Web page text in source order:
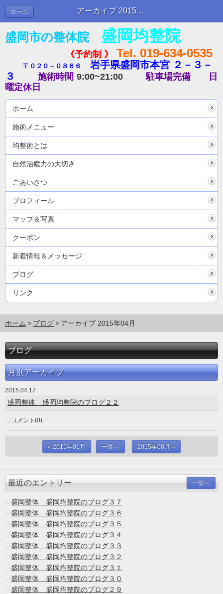
アーカイブ 2015年04月 | ブログ
ホーム
盛岡市の整体院 盛岡均整院
《予約制 》 Tel. 019-634-0535
〒０２０－０８６６
岩手県盛岡市本宮 ２－３－
３
施術時間 9:00~21:00 駐車場完備
日
曜定休日
ホーム
施術メニュー
均整術とは
自然治癒力の大切さ
ごあいさつ
プロフィール
マップ＆写真
クーポン
新着情報＆メッセージ
ブログ
リンク
ホーム ブログ アーカイブ 2015年04月
ブログ
月別アーカイブ
2015.04.17
盛岡整体 盛岡均整院のブログ２２
コメント(0)
« 2015年01月 一覧へ 2015年08月 »
最近のエントリー 一覧へ
盛岡整体 盛岡均整院のブログ３７
盛岡整体 盛岡均整院のブログ３６
盛岡整体 盛岡均整院のブログ３５
盛岡整体 盛岡均整院のブログ３４
盛岡整体 盛岡均整院のブログ３３
盛岡整体 盛岡均整院のブログ３２
盛岡整体 盛岡均整院のブログ３１
盛岡整体 盛岡均整院のブログ３０
盛岡整体 盛岡均整院のブログ２９